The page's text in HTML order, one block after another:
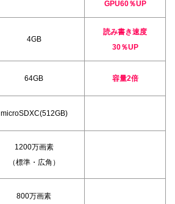
GPU60％UP
4GB
読み書き速度
30％UP
64GB 容量2倍
microSDXC(512GB)
1200万画素
（標準・広角）
800万画素